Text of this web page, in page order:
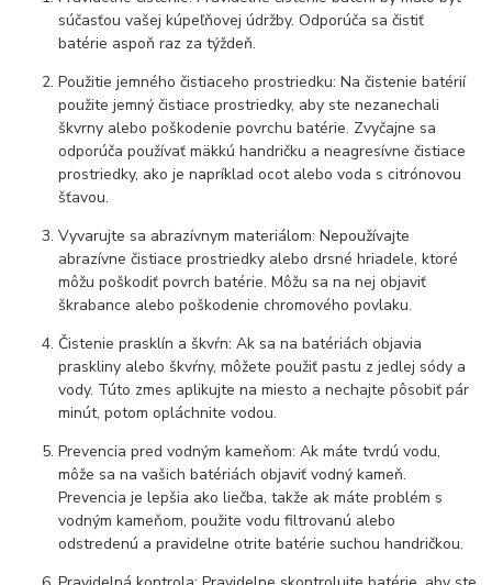
súčasťou vašej kúpeľňovej údržby. Odporúča sa čistiť
batérie aspoň raz za týždeň.
Použitie jemného čistiaceho prostriedku: Na čistenie batérií
použite jemný čistiace prostriedky, aby ste nezanechali
škvrny alebo poškodenie povrchu batérie. Zvyčajne sa
odporúča používať mäkkú handričku a neagresívne čistiace
prostriedky, ako je napríklad ocot alebo voda s citrónovou
šťavou.
Vyvarujte sa abrazívnym materiálom: Nepoužívajte
abrazívne čistiace prostriedky alebo drsné hriadele, ktoré
môžu poškodiť povrch batérie. Môžu sa na nej objaviť
škrabance alebo poškodenie chromového povlaku.
Čistenie prasklín a škvŕn: Ak sa na batériách objavia
praskliny alebo škvŕny, môžete použiť pastu z jedlej sódy a
vody. Túto zmes aplikujte na miesto a nechajte pôsobiť pár
minút, potom opláchnite vodou.
Prevencia pred vodným kameňom: Ak máte tvrdú vodu,
môže sa na vašich batériách objaviť vodný kameň.
Prevencia je lepšia ako liečba, takže ak máte problém s
vodným kameňom, použite vodu filtrovanú alebo
odstredenú a pravidelne otrite batérie suchou handričkou.